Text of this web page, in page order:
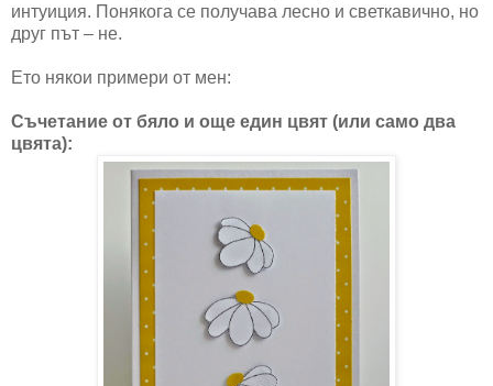
интуиция. Понякога се получава лесно и светкавично, но
друг път – не.
Ето някои примери от мен:
Съчетание от бяло и още един цвят (или само два
цвята):